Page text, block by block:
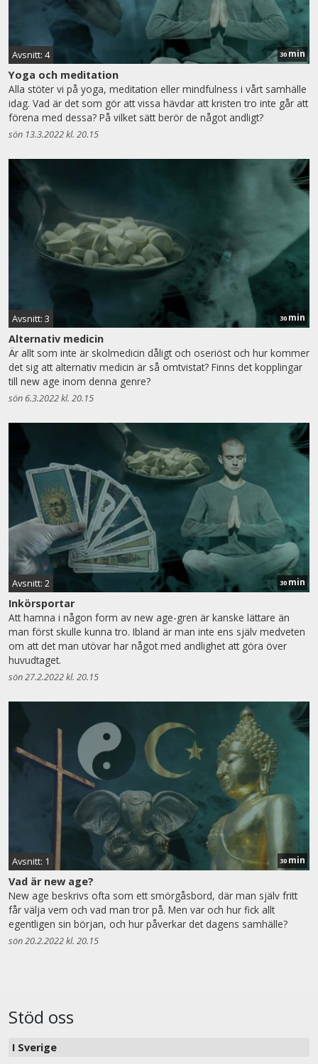
Avsnitt: 4 30min
Yoga och meditation
Alla stöter vi på yoga, meditation eller mindfulness i vårt samhälle
idag. Vad är det som gör att vissa hävdar att kristen tro inte går att
förena med dessa? På vilket sätt berör de något andligt?
sön 13.3.2022 kl. 20.15
Avsnitt: 3 30 min
Alternativ medicin
Är allt som inte är skolmedicin dåligt och oseriöst och hur kommer
det sig att alternativ medicin är så omtvistat? Finns det kopplingar
till new age inom denna genre?
sön 6.3.2022 kl. 20.15
Avsnitt: 2 30 min
Inkörsportar
Att hamna i någon form av new age-gren är kanske lättare än
man först skulle kunna tro. Ibland är man inte ens själv medveten
om att det man utövar har något med andlighet att göra över
huvudtaget.
sön 27.2.2022 kl. 20.15
Avsnitt: 1 30 min
Vad är new age?
New age beskrivs ofta som ett smörgåsbord, där man själv fritt
får välja vem och vad man tror på. Men var och hur fick allt
egentligen sin början, och hur påverkar det dagens samhälle?
sön 20.2.2022 kl. 20.15
Stöd oss
I Sverige